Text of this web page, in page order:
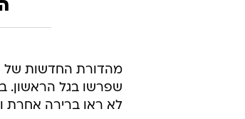
שפרשו בגל הראשון.
לא ראו ברירה אחרת